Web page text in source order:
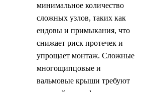
минимальное количество
сложных узлов, таких как
ендовы и примыкания, что
снижает риск протечек и
упрощает монтаж. Сложные
многощипцовые и
вальмовые крыши требуют